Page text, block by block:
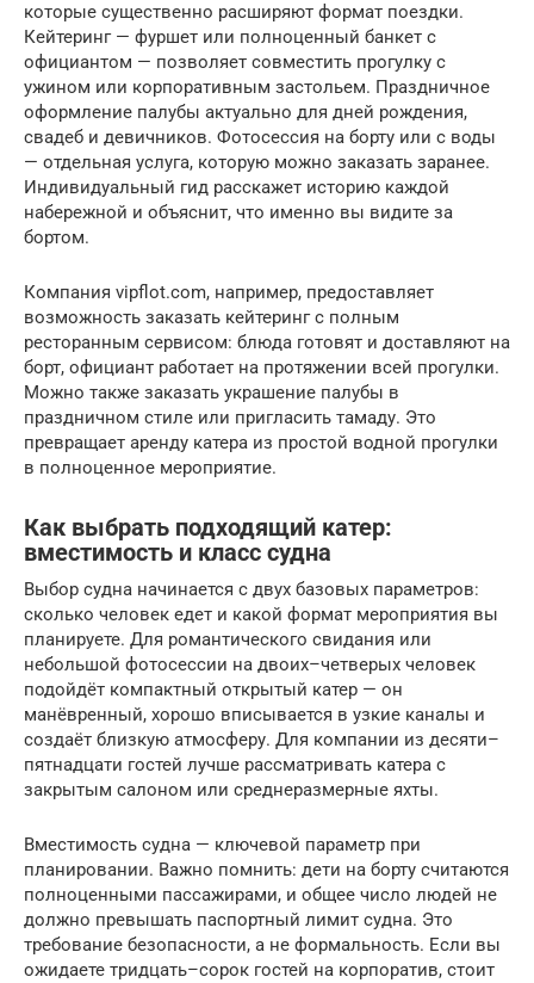
которые существенно расширяют формат поездки.
Кейтеринг — фуршет или полноценный банкет с
официантом — позволяет совместить прогулку с
ужином или корпоративным застольем. Праздничное
оформление палубы актуально для дней рождения,
свадеб и девичников. Фотосессия на борту или с воды
— отдельная услуга, которую можно заказать заранее.
Индивидуальный гид расскажет историю каждой
набережной и объяснит, что именно вы видите за
бортом.
Компания vipflot.com, например, предоставляет
возможность заказать кейтеринг с полным
ресторанным сервисом: блюда готовят и доставляют на
борт, официант работает на протяжении всей прогулки.
Можно также заказать украшение палубы в
праздничном стиле или пригласить тамаду. Это
превращает аренду катера из простой водной прогулки
в полноценное мероприятие.
Как выбрать подходящий катер:
вместимость и класс судна
Выбор судна начинается с двух базовых параметров:
сколько человек едет и какой формат мероприятия вы
планируете. Для романтического свидания или
небольшой фотосессии на двоих–четверых человек
подойдёт компактный открытый катер — он
манёвренный, хорошо вписывается в узкие каналы и
создаёт близкую атмосферу. Для компании из десяти–
пятнадцати гостей лучше рассматривать катера с
закрытым салоном или среднеразмерные яхты.
Вместимость судна — ключевой параметр при
планировании. Важно помнить: дети на борту считаются
полноценными пассажирами, и общее число людей не
должно превышать паспортный лимит судна. Это
требование безопасности, а не формальность. Если вы
ожидаете тридцать–сорок гостей на корпоратив, стоит